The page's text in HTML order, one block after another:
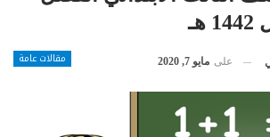
مقالات عامة على مايو 7, 2020